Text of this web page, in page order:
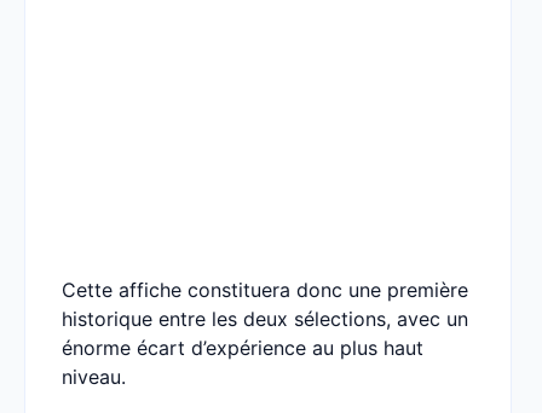
Cette affiche constituera donc une première
historique entre les deux sélections, avec un
énorme écart d’expérience au plus haut
niveau.